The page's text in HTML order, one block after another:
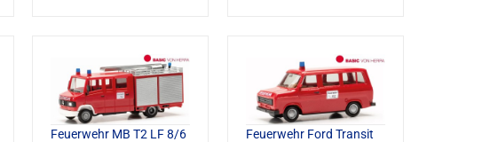
Feuerwehr MB T2 LF 8/6
Feuerwehr Ford Transit